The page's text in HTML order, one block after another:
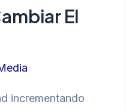
El
incrementando